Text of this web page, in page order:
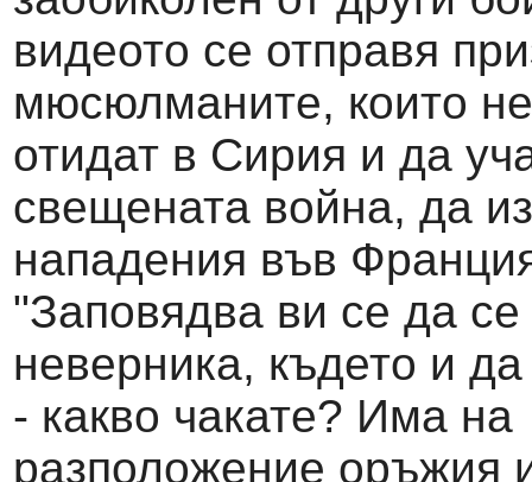
видеото се отправя
мюсюлманите, които
отидат в Сирия и да
свещената война, да
нападения във
"Заповядва ви се да се
неверника, където и да
- какво чакате? Има на
разположение оръжия